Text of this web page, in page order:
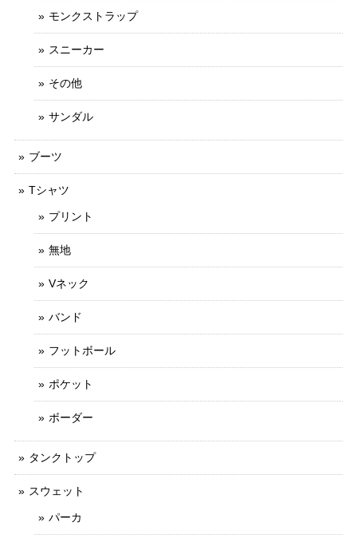
モンクストラップ
スニーカー
その他
サンダル
ブーツ
Tシャツ
プリント
無地
Vネック
バンド
フットボール
ポケット
ボーダー
タンクトップ
スウェット
パーカ